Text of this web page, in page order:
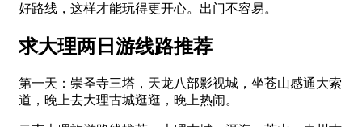
好路线，这样才能玩得更开心。出门不容易。
求大理两日游线路推荐
第一天：崇圣寺三塔，天龙八部影视城，坐苍山感通大索
道，晚上去大理古城逛逛，晚上热闹。